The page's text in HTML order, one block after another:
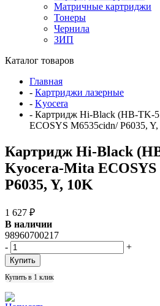
Матричные картриджи
Тонеры
Чернила
ЗИП
Каталог товаров
Главная
- Картриджи лазерные
- Kyocera
- Картридж Hi-Black (HB-TK-
ECOSYS M6535cidn/ P6035,
Картридж Hi-Black
Kyocera-Mita
P6035, Y, 10K
1 627 ₽
В наличии
98960700217
-
+
Купить в 1 клик